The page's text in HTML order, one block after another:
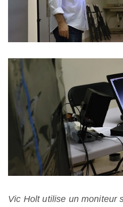
Vic Holt utilise un moniteur